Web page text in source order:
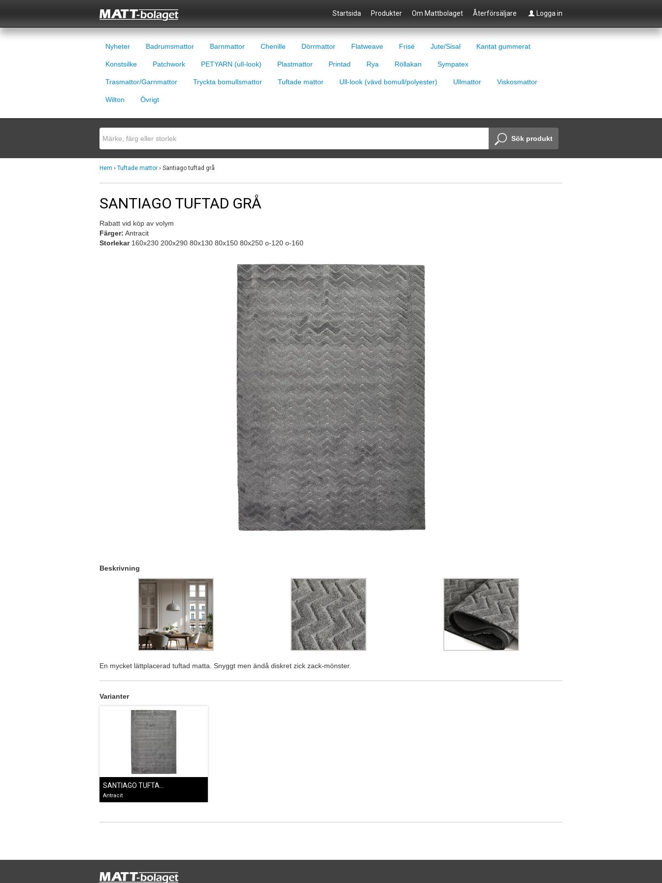
Startsida Produkter Om Mattbolaget Återförsäljare Logga in
Nyheter Badrumsmattor Barnmattor Chenille Dörrmattor Flatweave Frisé Jute/Sisal Kantat gummerat
Konstsilke Patchwork PETYARN (ull-look) Plastmattor Printad Rya Röllakan Sympatex
Trasmattor/Garnmattor Tryckta bomullsmattor Tuftade mattor Ull-look (vävd bomull/polyester) Ullmattor Viskosmattor
Wilton Övrigt
Sök produkt
Hem › Tuftade mattor › Santiago tuftad grå
SANTIAGO TUFTAD GRÅ
Rabatt vid köp av volym
Färger: Antracit
Storlekar160x230 200x290 80x130 80x150 80x250 o-120 o-160
Beskrivning
En mycket lättplacerad tuftad matta. Snyggt men ändå diskret zick zack-mönster.
Varianter
Antracit